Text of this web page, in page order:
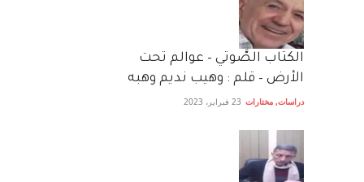
الكتاب الصَّوتي – عوالم تحت
الأرض – قلم : وهيب نديم وهبه
دراسات, مختارات 23 فبراير، 2023